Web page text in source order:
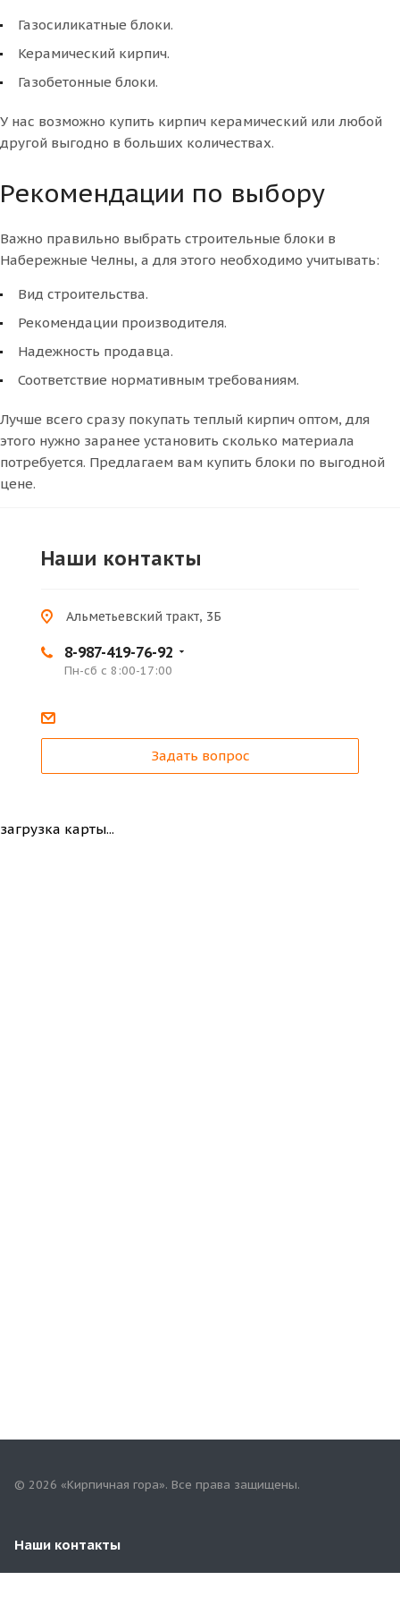
Газосиликатные блоки.
Керамический кирпич.
Газобетонные блоки.
У нас возможно купить кирпич керамический или любой
другой выгодно в больших количествах.
Рекомендации по выбору
Важно правильно выбрать строительные блоки в
Набережные Челны, а для этого необходимо учитывать:
Вид строительства.
Рекомендации производителя.
Надежность продавца.
Соответствие нормативным требованиям.
Лучше всего сразу покупать теплый кирпич оптом, для
этого нужно заранее установить сколько материала
потребуется. Предлагаем вам купить блоки по выгодной
цене.
Наши контакты
Альметьевский тракт, 3Б
8-987-419-76-92
Пн-сб с 8:00-17:00
Задать вопрос
загрузка карты...
© 2026 «Кирпичная гора». Все права защищены.
Наши контакты
8-987-419-76-92